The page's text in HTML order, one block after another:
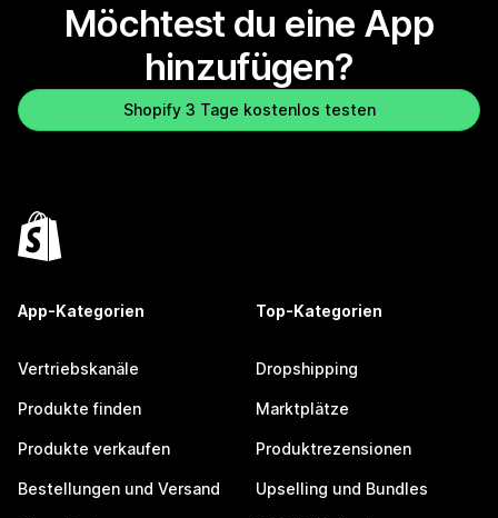
Möchtest du eine App
hinzufügen?
Shopify 3 Tage kostenlos testen
App-Kategorien
Vertriebskanäle
Produkte finden
Produkte verkaufen
Bestellungen und Versand
Top-Kategorien
Dropshipping
Marktplätze
Produktrezensionen
Upselling und Bundles